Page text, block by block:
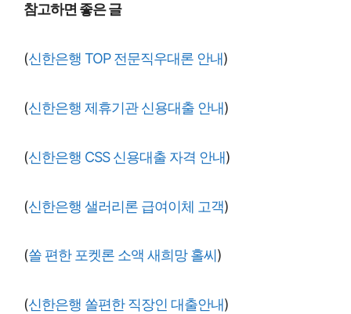
참고하면 좋은 글
(신한은행 TOP 전문직우대론 안내)
(신한은행 제휴기관 신용대출 안내)
(신한은행 CSS 신용대출 자격 안내)
(신한은행 샐러리론 급여이체 고객)
(쏠 편한 포켓론 소액 새희망 홀씨)
(신한은행 쏠편한 직장인 대출안내)